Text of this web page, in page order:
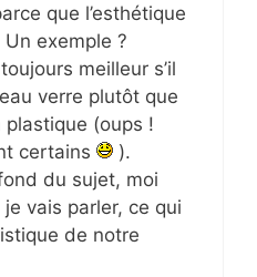
que l’esthétique
exemple ?
meilleur s’il
verre plutôt que
(oups !
certains
).
du sujet, moi
je vais parler, ce qui
de notre